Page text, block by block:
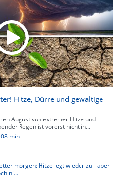
Hitze, Dürre und gewaltige
August von extremer Hitze und
Regen ist vorerst nicht in...
min
morgen: Hitze legt wieder zu - aber
ni...